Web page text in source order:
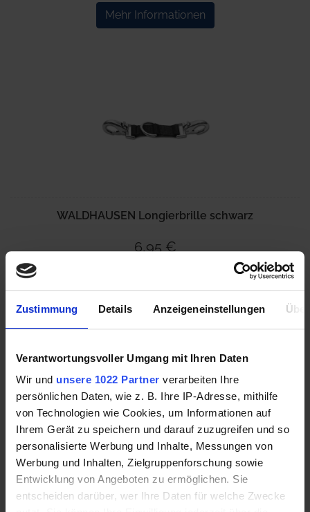
Zustimmung Details Anzeigeneinstellungen
Verantwortungsvoller Umgang mit Ihren Daten
Wir und unsere 1022 Partner verarbeiten Ihre
persönlichen Daten, wie z. B. Ihre IP-Adresse, mithilfe
von Technologien wie Cookies, um Informationen auf
Ihrem Gerät zu speichern und darauf zuzugreifen und so
personalisierte Werbung und Inhalte, Messungen von
Werbung und Inhalten, Zielgruppenforschung sowie
Entwicklung von Angeboten zu ermöglichen. Sie
entscheiden darüber, wer Ihre Daten für welche Zwecke
Mehr Informationen
WALDHAUSEN Longierbrille schwarz
6,95 €
Mehr Informationen